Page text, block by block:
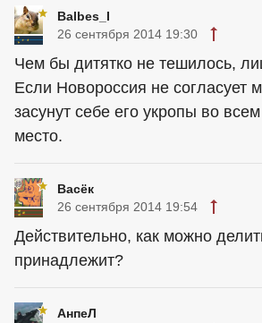
Balbes_I
26 сентября 2014 19:30
Чем бы дитятко не тешилось,
Если Новороссия не согласует
засунут себе его укропы во
место.
Васёк
26 сентября 2014 19:54
Действительно, как можно
принадлежит?
АнпеЛ